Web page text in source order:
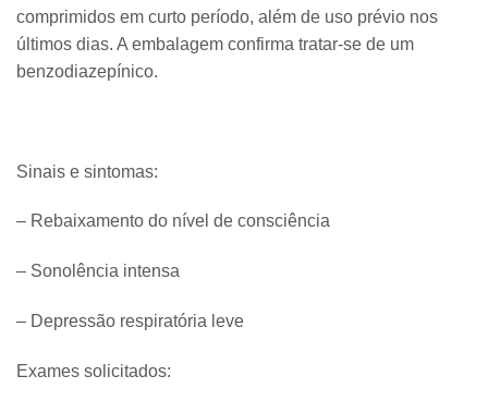
comprimidos em curto período, além de uso prévio nos
últimos dias. A embalagem confirma tratar-se de um
benzodiazepínico.
Sinais e sintomas:
– Rebaixamento do nível de consciência
– Sonolência intensa
– Depressão respiratória leve
Exames solicitados: